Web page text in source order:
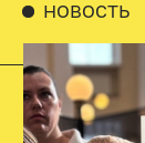
НОВОСТЬ